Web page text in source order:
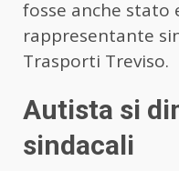
fosse anche stato
rappresentante
Trasporti Treviso.
Autista si
sindacali